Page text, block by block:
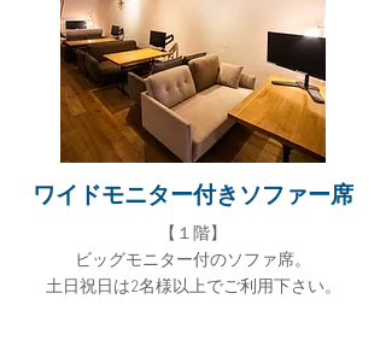
ワイドモニター付きソファー席
​【１階】
ビッグモニター付のソファ席。
土日祝日は2名様以上でご利用下さい。